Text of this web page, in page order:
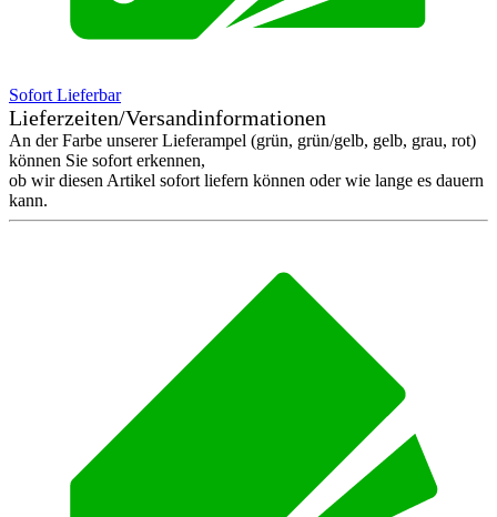
Sofort Lieferbar
Lieferzeiten/Versandinformationen
An der Farbe unserer Lieferampel (grün, grün/gelb, gelb, grau, rot)
können Sie sofort erkennen,
ob wir diesen Artikel sofort liefern können oder wie lange es dauern
kann.